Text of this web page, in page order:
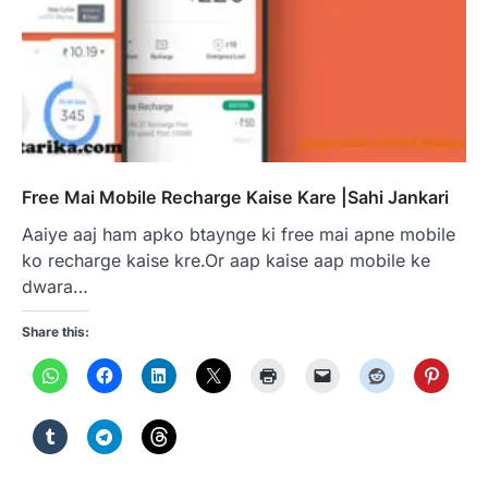
Free Mai Mobile Recharge Kaise Kare |Sahi Jankari
Aaiye aaj ham apko btaynge ki free mai apne mobile
ko recharge kaise kre.Or aap kaise aap mobile ke
dwara…
Share this: